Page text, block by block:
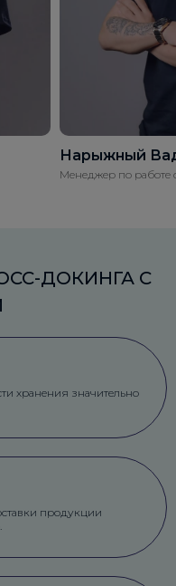
Нарыжный
Менеджер по работе
ДОКИНГА С
хранения значительно
продукции